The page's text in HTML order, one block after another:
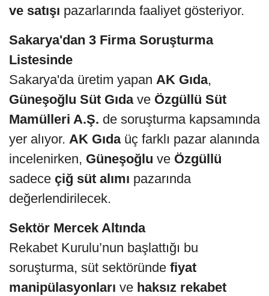
ve satışı pazarlarında faaliyet gösteriyor.
Sakarya'dan 3 Firma Soruşturma
Listesinde
Sakarya'da üretim yapan AK Gıda,
Güneşoğlu Süt Gıdave Özgüllü Süt
Mamülleri A.Ş. de soruşturma kapsamında
yer alıyor. AK Gıdaüç farklı pazar alanında
incelenirken, Güneşoğlu ve Özgüllü
sadece çiğ süt alımı pazarında
değerlendirilecek.
Sektör Mercek Altında
Rekabet Kurulu’nun başlattığı bu
soruşturma, süt sektöründe fiyat
manipülasyonları ve haksız rekabet